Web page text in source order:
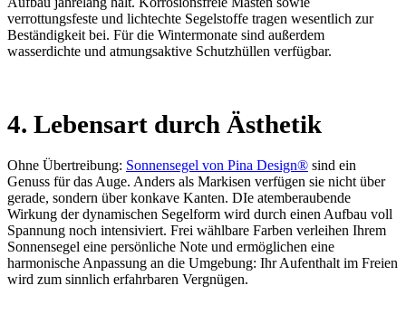
verrottungsfeste und lichtechte Segelstoffe tragen wesentlich zur
Beständigkeit bei. Für die Wintermonate sind außerdem
wasserdichte und atmungsaktive Schutzhüllen verfügbar.
4. Lebensart durch Ästhetik
Ohne Übertreibung: Sonnensegel von Pina Design® sind ein
Genuss für das Auge. Anders als Markisen verfügen sie nicht über
gerade, sondern über konkave Kanten. DIe atemberaubende
Wirkung der dynamischen Segelform wird durch einen Aufbau voll
Spannung noch intensiviert. Frei wählbare Farben verleihen Ihrem
Sonnensegel eine persönliche Note und ermöglichen eine
harmonische Anpassung an die Umgebung: Ihr Aufenthalt im Freien
wird zum sinnlich erfahrbaren Vergnügen.